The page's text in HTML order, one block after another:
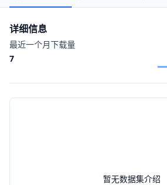
暂无数据集介绍
详细信息
最近一个月下载量
7